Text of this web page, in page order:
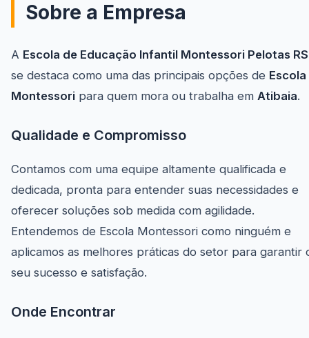
Sobre a Empresa
A Escola de Educação Infantil Montessori Pelotas RS
se destaca como uma das principais opções de Escola
Montessori para quem mora ou trabalha em Atibaia.
Qualidade e Compromisso
Contamos com uma equipe altamente qualificada e
dedicada, pronta para entender suas necessidades e
oferecer soluções sob medida com agilidade.
Entendemos de Escola Montessori como ninguém e
aplicamos as melhores práticas do setor para garantir
seu sucesso e satisfação.
Onde Encontrar